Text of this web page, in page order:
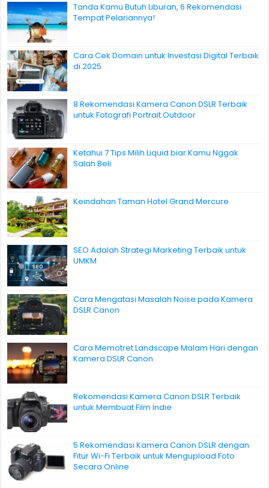
Tanda Kamu Butuh Liburan, 6 Rekomendasi
Tempat Pelariannya!
Cara Cek Domain untuk Investasi Digital Terbaik
di 2025
8 Rekomendasi Kamera Canon DSLR Terbaik
untuk Fotografi Portrait Outdoor
Ketahui 7 Tips Milih Liquid biar Kamu Nggak
Salah Beli
Keindahan Taman Hotel Grand Mercure
SEO Adalah Strategi Marketing Terbaik untuk
UMKM
Cara Mengatasi Masalah Noise pada Kamera
DSLR Canon
Cara Memotret Landscape Malam Hari dengan
Kamera DSLR Canon
Rekomendasi Kamera Canon DSLR Terbaik
untuk Membuat Film Indie
5 Rekomendasi Kamera Canon DSLR dengan
Fitur Wi-Fi Terbaik untuk Mengupload Foto
Secara Online